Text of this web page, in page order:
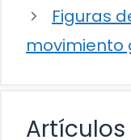
Figuras
movimiento
Artículos